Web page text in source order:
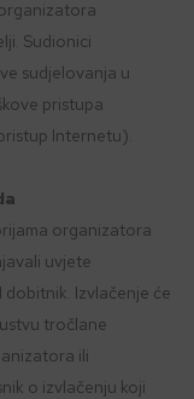
Sudionici
sudjelovanja u
pristupa
Internetu).
organizatora
uvjete
Izvlačenje će
tročlane
ili
o izvlačenju koji